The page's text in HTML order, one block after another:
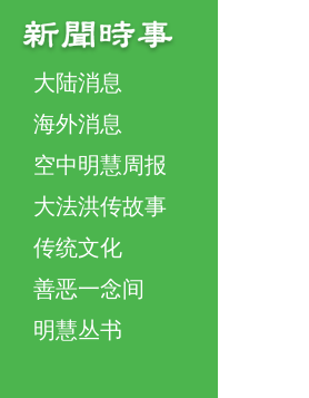
大陆消息
海外消息
空中明慧周报
大法洪传故事
传统文化
善恶一念间
明慧丛书